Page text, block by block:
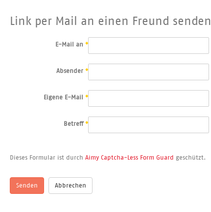
Link per Mail an einen Freund senden
E-Mail an *
Absender *
Eigene E-Mail *
Betreff*
Dieses Formular ist durch Aimy Captcha-Less Form Guard geschützt.
Senden Abbrechen